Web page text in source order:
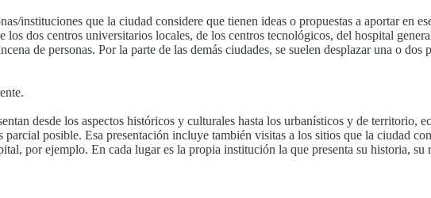
instituciones que la ciudad considere que tienen ideas o propuestas a aportar en
dos centros universitarios locales, de los centros tecnológicos, del hospital
de personas. Por la parte de las demás ciudades, se suelen desplazar una o dos
desde los aspectos históricos y culturales hasta los urbanísticos y de territorio,
posible. Esa presentación incluye también visitas a los sitios que la ciudad
por ejemplo. En cada lugar es la propia institución la que presenta su historia,